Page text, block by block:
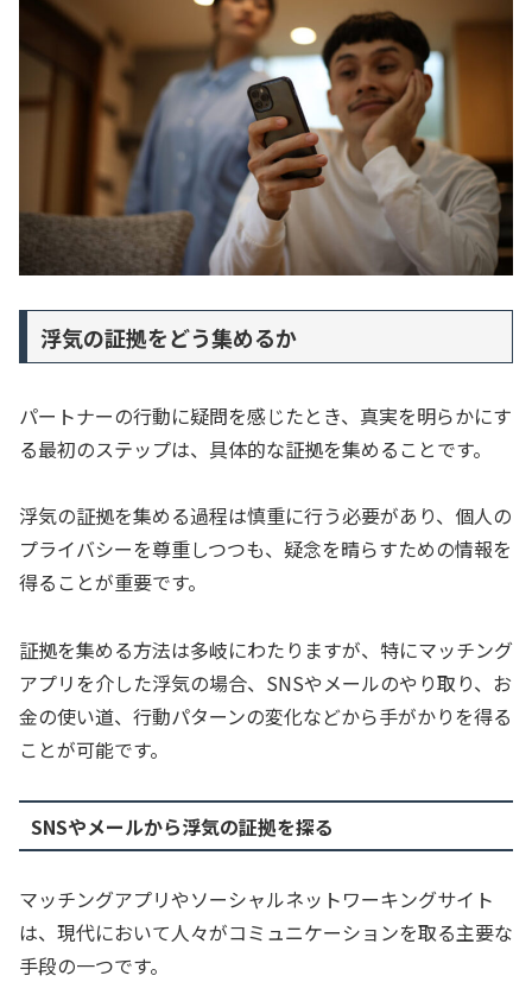
浮気の証拠をどう集めるか
パートナーの行動に疑問を感じたとき、真実を明らかにす
る最初のステップは、具体的な証拠を集めることです。
浮気の証拠を集める過程は慎重に行う必要があり、個人の
プライバシーを尊重しつつも、疑念を晴らすための情報を
得ることが重要です。
証拠を集める方法は多岐にわたりますが、特にマッチング
アプリを介した浮気の場合、SNSやメールのやり取り、お
金の使い道、行動パターンの変化などから手がかりを得る
ことが可能です。
SNSやメールから浮気の証拠を探る
マッチングアプリやソーシャルネットワーキングサイト
は、現代において人々がコミュニケーションを取る主要な
手段の一つです。